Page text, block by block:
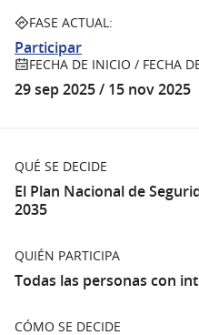
redes de crimen
devastadores sobre las
Estas formas de violencia
desigualdad, alimentan
altos costos sociales y
a los agresores y
¿Como
"Aportes"
(Abrir en una
y haga clic en
Para participar, debes
Podrán participar todas
FASE ACTUAL:
Participar
FECHA DE INICIO / FECHA
29 sep 2025 / 15 nov 2025
QUÉ SE DECIDE
El Plan Nacional de
2035
QUIÉN PARTICIPA
Todas las personas con
CÓMO SE DECIDE